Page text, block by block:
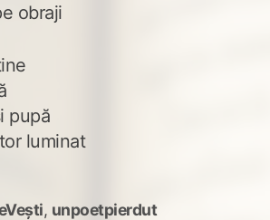
obraji
pupă
luminat
, unpoetpierdut